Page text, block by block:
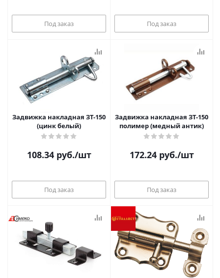
Под заказ Под заказ
Задвижка накладная ЗТ-150
(цинк белый)
108.34руб./шт
Под заказ
Задвижка накладная ЗТ-150
полимер (медный антик)
172.24руб./шт
Под заказ